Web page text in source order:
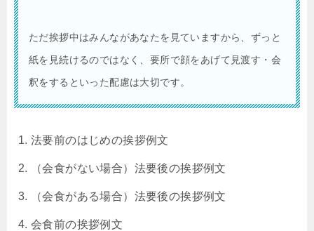
ただ挨拶中はみんながあなたを見ていますから、ずっと
紙を見続けるのではなく、要所で顔をあげて見渡す・会
釈をするといった配慮は大切です。
法要前のはじめの挨拶例文
（会食がない場合）法要後の挨拶例文
（会食がある場合）法要後の挨拶例文
会食前の挨拶例文